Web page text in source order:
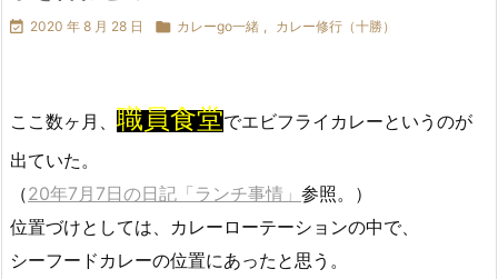
 2020 年 8 月 28 日  カレーgo一緒 カレー修行（十勝）
ここ数ヶ月、 職員食堂でエビフライカレーというのが
出ていた。
（20年7月7日の日記「ランチ事情」 参照。）
位置づけとしては、カレーローテーションの中で、
シーフードカレーの位置にあったと思う。